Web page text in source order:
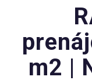
m2 |